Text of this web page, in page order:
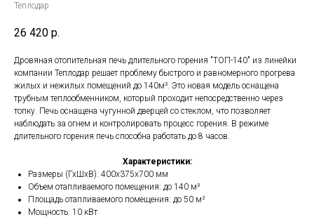
Теплодар
26 420 р.
Дровяная отопительная печь длительного горения "ТОП-140" из линейки
компании Теплодар решает проблему быстрого и равномерного прогрева
жилых и нежилых помещений до 140м³. Это новая модель оснащена
трубным теплообменником, который проходит непосредственно через
топку. Печь оснащена чугунной дверцей со стеклом, что позволяет
наблюдать за огнем и контролировать процесс горения. В режиме
длительного горения печь способна работать до 8 часов.
Характеристики:
Размеры (ГхШхВ): 400х375х700 мм
Объем отапливаемого помещения: до 140 м³
Площадь отапливаемого помещения: до 50 м²
Мощность: 10 кВт